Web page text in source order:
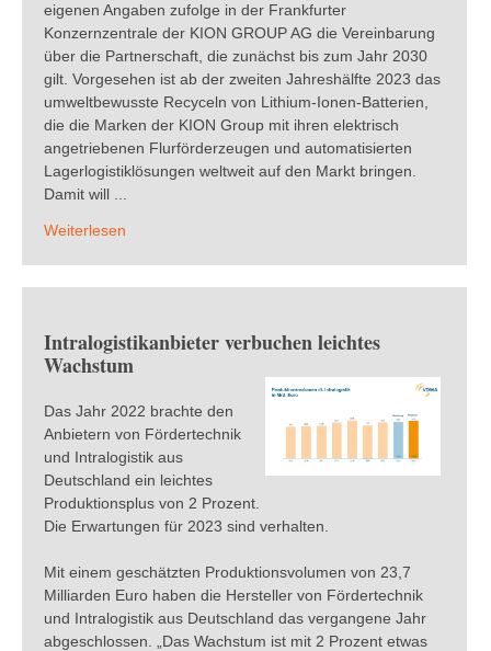
eigenen Angaben zufolge in der Frankfurter
Konzernzentrale der KION GROUP AG die Vereinbarung
über die Partnerschaft, die zunächst bis zum Jahr 2030
gilt. Vorgesehen ist ab der zweiten Jahreshälfte 2023 das
umweltbewusste Recyceln von Lithium-Ionen-Batterien,
die die Marken der KION Group mit ihren elektrisch
angetriebenen Flurförderzeugen und automatisierten
Lagerlogistiklösungen weltweit auf den Markt bringen.
Damit will ...
Weiterlesen
Intralogistikanbieter verbuchen leichtes
Wachstum
Das Jahr 2022 brachte den
Anbietern von Fördertechnik
und Intralogistik aus
Deutschland ein leichtes
Produktionsplus von 2 Prozent.
Die Erwartungen für 2023 sind verhalten.
Mit einem geschätzten Produktionsvolumen von 23,7
Milliarden Euro haben die Hersteller von Fördertechnik
und Intralogistik aus Deutschland das vergangene Jahr
abgeschlossen. „Das Wachstum ist mit 2 Prozent etwas